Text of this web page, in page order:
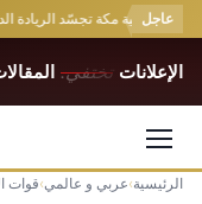
عاجل
اتفاقية مكة تجسّد الريادة
الإعلانات تختفي.
التجاوز
الرئيسية›عربي و عالمي›قوات